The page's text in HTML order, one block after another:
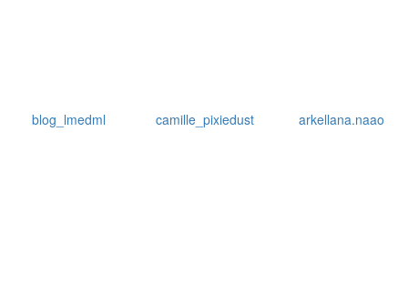
blog_lmedml camille_pixiedust arkellana.naao